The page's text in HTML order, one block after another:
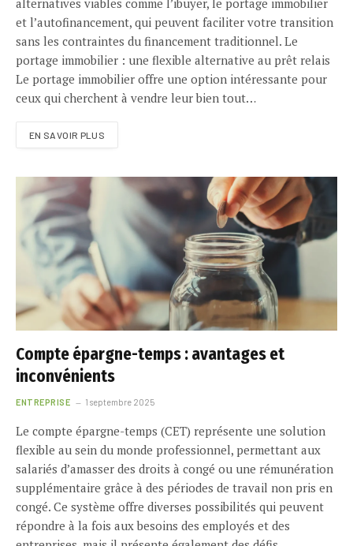
alternatives viables comme l’ibuyer, le portage immobilier
et l’autofinancement, qui peuvent faciliter votre transition
sans les contraintes du financement traditionnel. Le
portage immobilier : une flexible alternative au prêt relais
Le portage immobilier offre une option intéressante pour
ceux qui cherchent à vendre leur bien tout…
EN SAVOIR PLUS
Compte épargne-temps : avantages et
inconvénients
ENTREPRISE 1 septembre 2025
Le compte épargne-temps (CET) représente une solution
flexible au sein du monde professionnel, permettant aux
salariés d’amasser des droits à congé ou une rémunération
supplémentaire grâce à des périodes de travail non pris en
congé. Ce système offre diverses possibilités qui peuvent
répondre à la fois aux besoins des employés et des